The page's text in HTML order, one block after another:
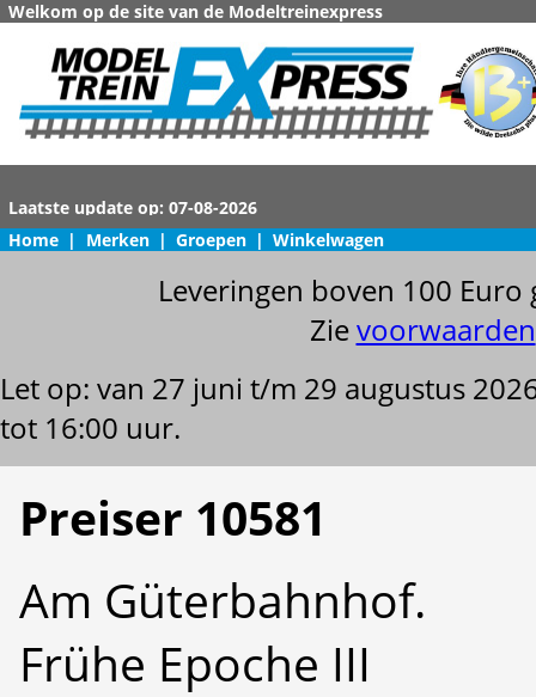
Welkom op de site van de Modeltreinexpress
Home | Merken | Groepen | Winkelwagen
Leveringen boven 100
Zievoorwaarden
Let op: van 27 juni t/m 29 augustus
tot 16:00 uur.
Preiser 10581
Am Güterbahnhof.
Frühe Epoche III